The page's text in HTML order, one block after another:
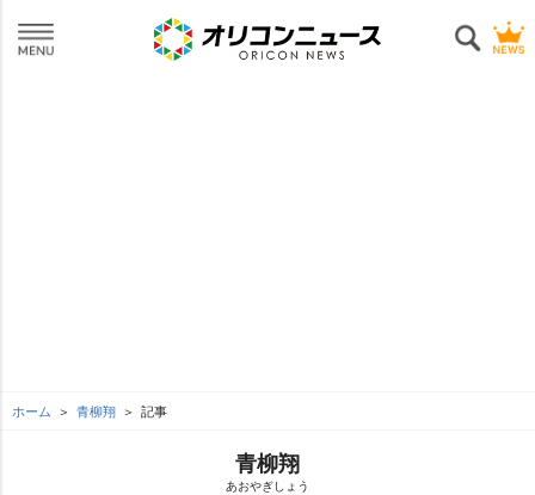
ホーム 青柳翔 記事
青柳翔
あおやぎしょう